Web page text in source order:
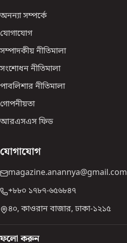
অনন্যা সম্পর্কে
যোগাযোগ
সম্পাদকীয় নীতিমালা
সংশোধন নীতিমালা
পাবলিশার নীতিমালা
গোপনীয়তা
আরএসএস ফিড
যোগাযোগ
magazine.anannya@gmail.com
+৮৮০ ১৭৮৭-৬৫৬৮৪৭
৪০, কাওরান বাজার, ঢাকা-১২১৫
ফলো করুন